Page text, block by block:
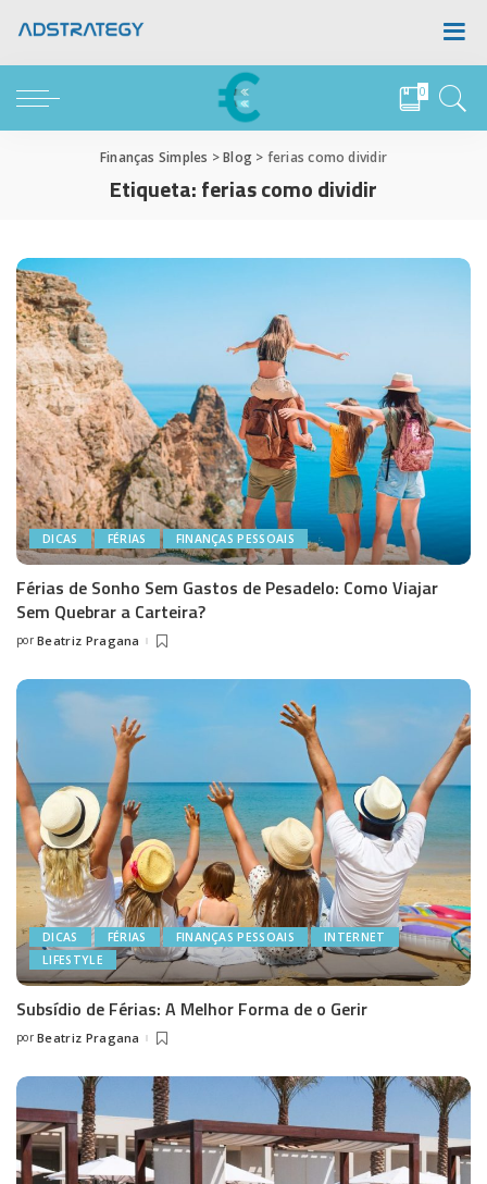
0
Finanças Simples >Blog > ferias como dividir
Etiqueta:ferias como dividir
DICAS FÉRIAS FINANÇAS PESSOAIS
Férias de Sonho Sem Gastos de Pesadelo: Como Viajar
Sem Quebrar a Carteira?
Posted
por Beatriz Pragana
DICAS FÉRIAS FINANÇAS PESSOAIS
INTERNET
LIFESTYLE
Subsídio de Férias: A Melhor Forma de o Gerir
Posted
por Beatriz Pragana